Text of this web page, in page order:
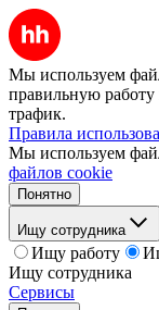
Мы используем
правильную работу
трафик.
Правила
Мы используем
файлов cookie
Понятно
Ищу сотрудника
Ищу работу
Ищу сотрудника
Сервисы